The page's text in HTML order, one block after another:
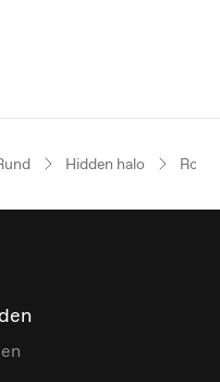
Hidden halo